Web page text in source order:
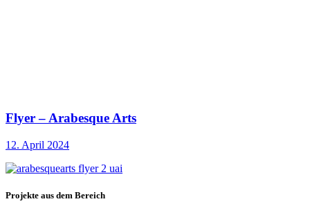
Flyer – Arabesque Arts
12. April 2024
Projekte aus dem Bereich